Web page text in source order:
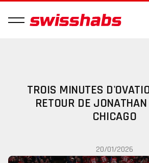
TROIS MINUTES
RETOUR DE
CHICAGO
20/01/2026